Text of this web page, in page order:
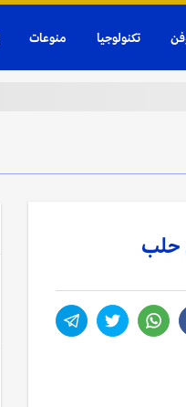
تكنولوجيا منوعات
حلب